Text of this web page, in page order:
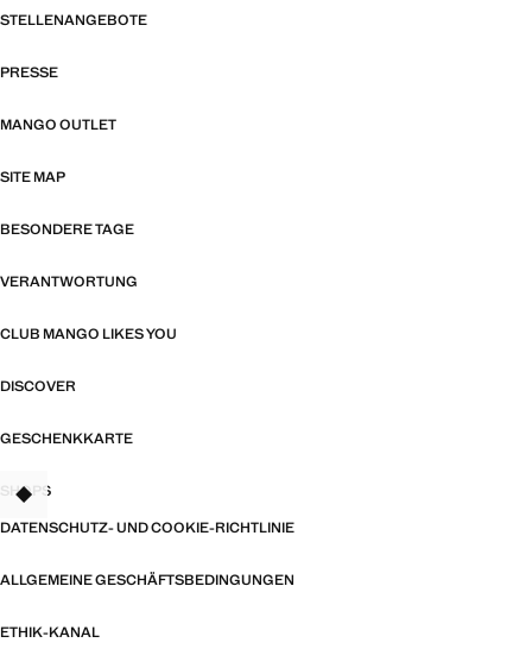
STELLENANGEBOTE
PRESSE
MANGO OUTLET
SITE MAP
BESONDERE TAGE
VERANTWORTUNG
CLUB MANGO LIKES YOU
DISCOVER
GESCHENKKARTE
SHOPS
DATENSCHUTZ- UND COOKIE-RICHTLINIE
ALLGEMEINE GESCHÄFTSBEDINGUNGEN
ETHIK-KANAL